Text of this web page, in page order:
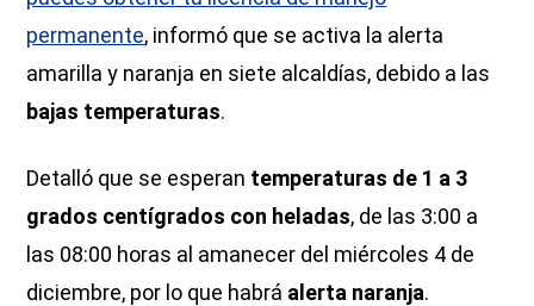
permanente, informó que se activa la alerta
amarilla y naranja en siete alcaldías, debido a las
bajas temperaturas.
Detalló que se esperan temperaturas de 1 a 3
grados centígrados con heladas, de las 3:00 a
las 08:00 horas al amanecer del miércoles 4 de
diciembre, por lo que habrá alerta naranja.